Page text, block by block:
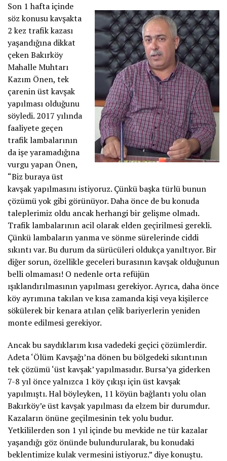
Son 1 hafta içinde
söz konusu kavşakta
2 kez trafik kazası
yaşandığına dikkat
çeken Bakırköy
Mahalle Muhtarı
Kazım Önen, tek
çarenin üst kavşak
yapılması olduğunu
söyledi. 2017 yılında
faaliyete geçen
trafik lambalarının
da işe yaramadığına
vurgu yapan Önen,
“Biz buraya üst
kavşak yapılmasını istiyoruz. Çünkü başka türlü bunun
çözümü yok gibi görünüyor. Daha önce de bu konuda
taleplerimiz oldu ancak herhangi bir gelişme olmadı.
Trafik lambalarının acil olarak elden geçirilmesi gerekli.
Çünkü lambaların yanma ve sönme sürelerinde ciddi
sıkıntı var. Bu durum da sürücüleri oldukça yanıltıyor. Bir
diğer sorun, özellikle geceleri burasının kavşak olduğunun
belli olmaması! O nedenle orta refüjün
ışıklandırılmasının yapılması gerekiyor. Ayrıca, daha önce
köy ayrımına takılan ve kısa zamanda kişi veya kişilerce
sökülerek bir kenara atılan çelik bariyerlerin yeniden
monte edilmesi gerekiyor.
Ancak bu saydıklarım kısa vadedeki geçici çözümlerdir.
Adeta ‘Ölüm Kavşağı’na dönen bu bölgedeki sıkıntının
tek çözümü ‘üst kavşak’ yapılmasıdır. Bursa’ya giderken
7-8 yıl önce yalnızca 1 köy çıkışı için üst kavşak
yapılmıştı. Hal böyleyken, 11 köyün bağlantı yolu olan
Bakırköy’e üst kavşak yapılması da elzem bir durumdur.
Kazaların önüne geçilmesinin tek yolu budur.
Yetkililerden son 1 yıl içinde bu mevkide ne tür kazalar
yaşandığı göz önünde bulundurularak, bu konudaki
beklentimize kulak vermesini istiyoruz.” diye konuştu.